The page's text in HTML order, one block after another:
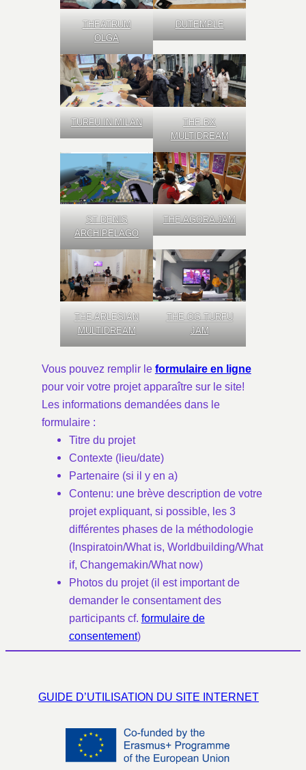
THEATRUM
OLGA
DUTEMPLE
TURFU IN MILAN
THE BX
MULTIDREAM
ST DENIS
ARCHIPELAGO
THE AGORA JAM
THE ARLESIAN
MULTIDREAM
THE OG TURFU
JAM
Vous pouvez remplir le formulaire en ligne
pour voir votre projet apparaître sur le site!
Les informations demandées dans le
formulaire :
Titre du projet
Contexte (lieu/date)
Partenaire (si il y en a)
Contenu: une brève description de votre
projet expliquant, si possible, les 3
différentes phases de la méthodologie
(Inspiratoin/What is, Worldbuilding/What
if, Changemakin/What now)
Photos du projet (il est important de
demander le consentament des
participants cf. formulaire de
consentement)
GUIDE D’UTILISATION DU SITE INTERNET